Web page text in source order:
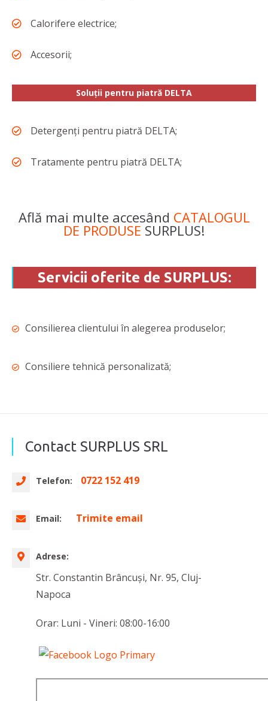
Calorifere electrice;
Accesorii;
Soluții pentru piatră DELTA
Detergenţi pentru piatră DELTA;
Tratamente pentru piatră DELTA;
Află mai multe accesând CATALOGUL
DE PRODUSE SURPLUS!
Servicii oferite de SURPLUS:
Consilierea clientului în alegerea produselor;
Consiliere tehnică personalizată;
Contact SURPLUS SRL
Telefon: 0722 152 419
Email: Trimite email
Adrese:
Str. Constantin Brâncuși, Nr. 95, Cluj-
Napoca
Orar: Luni - Vineri: 08:00-16:00